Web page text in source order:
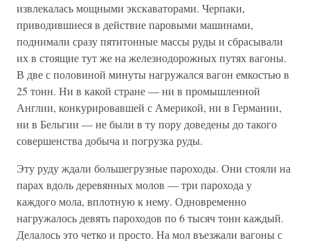
извлекалась мощными экскаваторами. Черпаки,
приводившиеся в действие паровыми машинами,
поднимали сразу пятитонные массы руды и сбрасывали
их в стоящие тут же на железнодорожных путях вагоны.
В две с половиной минуты нагружался вагон емкостью в
25 тонн. Ни в какой стране — ни в промышленной
Англии, конкурировавшей с Америкой, ни в Германии,
ни в Бельгии — не были в ту пору доведены до такого
совершенства добыча и погрузка руды.
Эту руду ждали большегрузные пароходы. Они стояли на
парах вдоль деревянных молов — три парохода у
каждого мола, вплотную к нему. Одновременно
нагружалось девять пароходов по 6 тысяч тонн каждый.
Делалось это четко и просто. На мол въезжали вагоны с